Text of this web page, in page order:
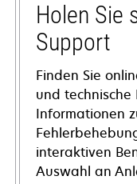
Holen Sie
Support
Finden Sie
und
Informationen
interaktiven
Auswahl an